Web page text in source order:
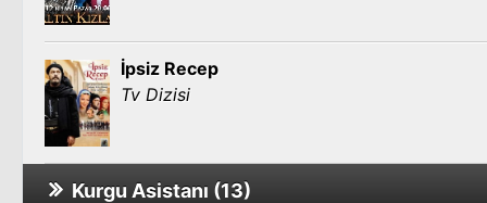
İpsiz Recep
Tv Dizisi
Kurgu Asistanı (13)